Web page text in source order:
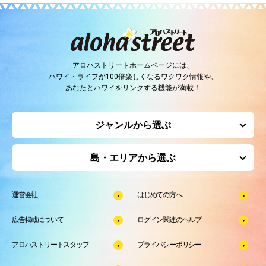
アロハストリートホームページには、
ハワイ・ライフが100倍楽しくなるワクワク情報や、
あなたとハワイをリンクする機能が満載！
ジャンルから選ぶ
島・エリアから選ぶ
運営会社 はじめての方へ
広告掲載について ログイン関連のヘルプ
アロハストリートスタッフ プライバシーポリシー